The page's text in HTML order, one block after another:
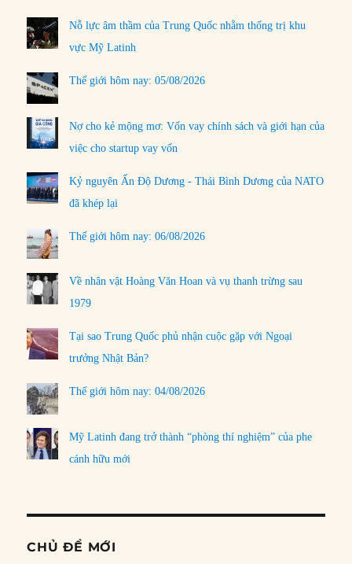
Nỗ lực âm thầm của Trung Quốc nhằm thống trị khu
vực Mỹ Latinh
Thế giới hôm nay: 05/08/2026
Nợ cho kẻ mộng mơ: Vốn vay chính sách và giới hạn của
việc cho startup vay vốn
Kỷ nguyên Ấn Độ Dương - Thái Bình Dương của NATO
đã khép lại
Thế giới hôm nay: 06/08/2026
Về nhân vật Hoàng Văn Hoan và vụ thanh trừng sau
1979
Tại sao Trung Quốc phủ nhận cuộc gặp với Ngoại
trưởng Nhật Bản?
Thế giới hôm nay: 04/08/2026
Mỹ Latinh đang trở thành “phòng thí nghiệm” của phe
cánh hữu mới
CHỦ ĐỀ MỚI